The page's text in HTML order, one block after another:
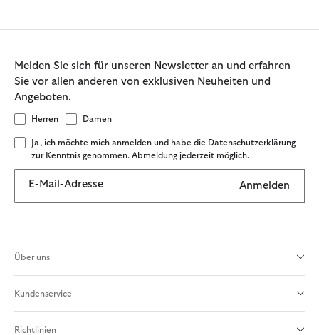
Melden Sie sich für unseren Newsletter an und erfahren
Sie vor allen anderen von exklusiven Neuheiten und
Angeboten.
Herren Damen
Ja, ich möchte mich anmelden und habe die Datenschutzerklärung
zur Kenntnis genommen. Abmeldung jederzeit möglich.
E-Mail-Adresse Anmelden
Über uns
Kundenservice
Richtlinien